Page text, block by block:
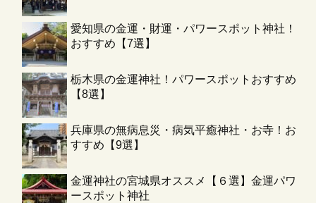
愛知県の金運・財運・パワースポット神社！
おすすめ【7選】
栃木県の金運神社！パワースポットおすすめ
【8選】
兵庫県の無病息災・病気平癒神社・お寺！お
すすめ【9選】
金運神社の宮城県オススメ【６選】金運パワ
ースポット神社